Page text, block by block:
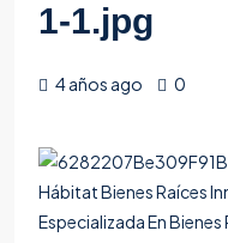
1-1.jpg
4 años ago 0